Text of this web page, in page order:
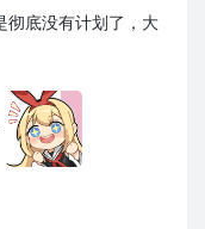
彻底没有计划了，大